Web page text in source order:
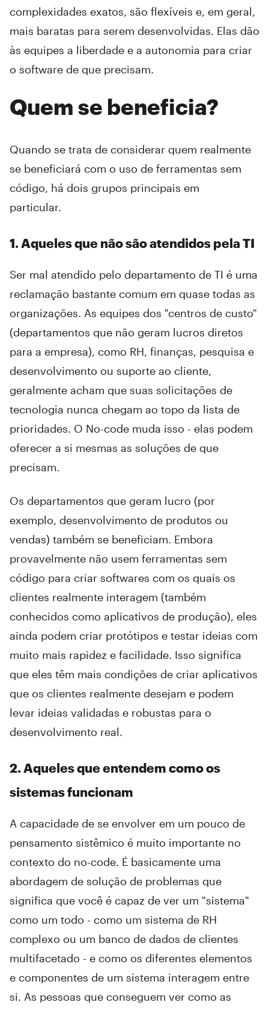
complexidades exatos, são flexíveis e, em geral,
mais baratas para serem desenvolvidas. Elas dão
às equipes a liberdade e a autonomia para criar
o software de que precisam.
Quem se beneficia?
Quando se trata de considerar quem realmente
se beneficiará com o uso de ferramentas sem
código, há dois grupos principais em
particular.
1. Aqueles que não são atendidos pela TI
Ser mal atendido pelo departamento de TI é uma
reclamação bastante comum em quase todas as
organizações. As equipes dos "centros de custo"
(departamentos que não geram lucros diretos
para a empresa), como RH, finanças, pesquisa e
desenvolvimento ou suporte ao cliente,
geralmente acham que suas solicitações de
tecnologia nunca chegam ao topo da lista de
prioridades. O No-code muda isso - elas podem
oferecer a si mesmas as soluções de que
precisam.
Os departamentos que geram lucro (por
exemplo, desenvolvimento de produtos ou
vendas) também se beneficiam. Embora
provavelmente não usem ferramentas sem
código para criar softwares com os quais os
clientes realmente interagem (também
conhecidos como aplicativos de produção), eles
ainda podem criar protótipos e testar ideias com
muito mais rapidez e facilidade. Isso significa
que eles têm mais condições de criar aplicativos
que os clientes realmente desejam e podem
levar ideias validadas e robustas para o
desenvolvimento real.
2. Aqueles que entendem como os
sistemas funcionam
A capacidade de se envolver em um pouco de
pensamento sistêmico é muito importante no
contexto do no-code. É basicamente uma
abordagem de solução de problemas que
significa que você é capaz de ver um "sistema"
como um todo - como um sistema de RH
complexo ou um banco de dados de clientes
multifacetado - e como os diferentes elementos
e componentes de um sistema interagem entre
si. As pessoas que conseguem ver como as